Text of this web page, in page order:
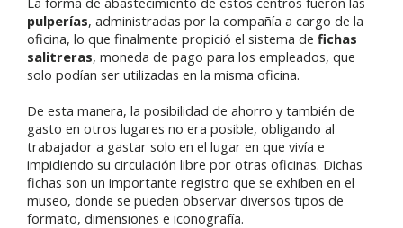
pulperías, administradas por la compañía a cargo de la
oficina, lo que finalmente propició el sistema de fichas
salitreras, moneda de pago para los empleados, que
solo podían ser utilizadas en la misma oficina.
De esta manera, la posibilidad de ahorro y también de
gasto en otros lugares no era posible, obligando al
trabajador a gastar solo en el lugar en que vivía e
impidiendo su circulación libre por otras oficinas. Dichas
fichas son un importante registro que se exhiben en el
museo, donde se pueden observar diversos tipos de
formato, dimensiones e iconografía.